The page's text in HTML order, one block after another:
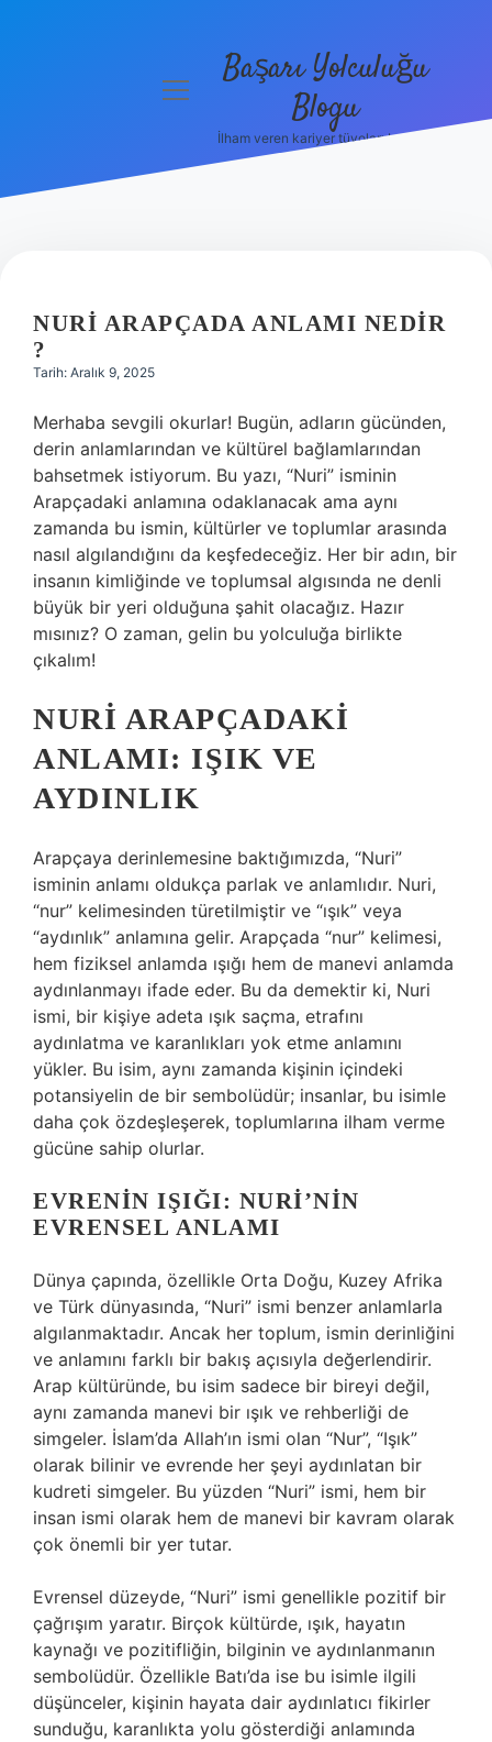
Hakkımızda
menüyüBaşarı Yolculuğu
Blogu
İlham veren kariyer tüyoları burada!
NURI ARAPÇADA ANLAMI NEDIR
?
Tarih: Aralık 9, 2025
Merhaba sevgili okurlar! Bugün, adların gücünden,
derin anlamlarından ve kültürel bağlamlarından
bahsetmek istiyorum. Bu yazı, “Nuri” isminin
Arapçadaki anlamına odaklanacak ama aynı
zamanda bu ismin, kültürler ve toplumlar arasında
nasıl algılandığını da keşfedeceğiz. Her bir adın, bir
insanın kimliğinde ve toplumsal algısında ne denli
büyük bir yeri olduğuna şahit olacağız. Hazır
mısınız? O zaman, gelin bu yolculuğa birlikte
çıkalım!
NURI ARAPÇADAKI
ANLAMI: IŞIK VE
AYDINLIK
Arapçaya derinlemesine baktığımızda, “Nuri”
isminin anlamı oldukça parlak ve anlamlıdır. Nuri,
“nur” kelimesinden türetilmiştir ve “ışık” veya
“aydınlık” anlamına gelir. Arapçada “nur” kelimesi,
hem fiziksel anlamda ışığı hem de manevi anlamda
aydınlanmayı ifade eder. Bu da demektir ki, Nuri
ismi, bir kişiye adeta ışık saçma, etrafını
aydınlatma ve karanlıkları yok etme anlamını
yükler. Bu isim, aynı zamanda kişinin içindeki
potansiyelin de bir sembolüdür; insanlar, bu isimle
daha çok özdeşleşerek, toplumlarına ilham verme
gücüne sahip olurlar.
EVRENIN IŞIĞI: NURI’NIN
EVRENSEL ANLAMI
Dünya çapında, özellikle Orta Doğu, Kuzey Afrika
ve Türk dünyasında, “Nuri” ismi benzer anlamlarla
algılanmaktadır. Ancak her toplum, ismin derinliğini
ve anlamını farklı bir bakış açısıyla değerlendirir.
Arap kültüründe, bu isim sadece bir bireyi değil,
aynı zamanda manevi bir ışık ve rehberliği de
simgeler. İslam’da Allah’ın ismi olan “Nur”, “Işık”
olarak bilinir ve evrende her şeyi aydınlatan bir
kudreti simgeler. Bu yüzden “Nuri” ismi, hem bir
insan ismi olarak hem de manevi bir kavram olarak
çok önemli bir yer tutar.
Evrensel düzeyde, “Nuri” ismi genellikle pozitif bir
çağrışım yaratır. Birçok kültürde, ışık, hayatın
kaynağı ve pozitifliğin, bilginin ve aydınlanmanın
sembolüdür. Özellikle Batı’da ise bu isimle ilgili
düşünceler, kişinin hayata dair aydınlatıcı fikirler
sunduğu, karanlıkta yolu gösterdiği anlamında